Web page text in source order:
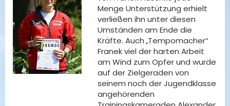
Menge Unterstützung erhielt
verließen ihn unter diesen
Umständen am Ende die
Kräfte. Auch „Tempomacher“
Franek viel der harten Arbeit
am Wind zum Opfer und wurde
auf der Zielgeraden von
seinem noch der Jugendklasse
angehörenden